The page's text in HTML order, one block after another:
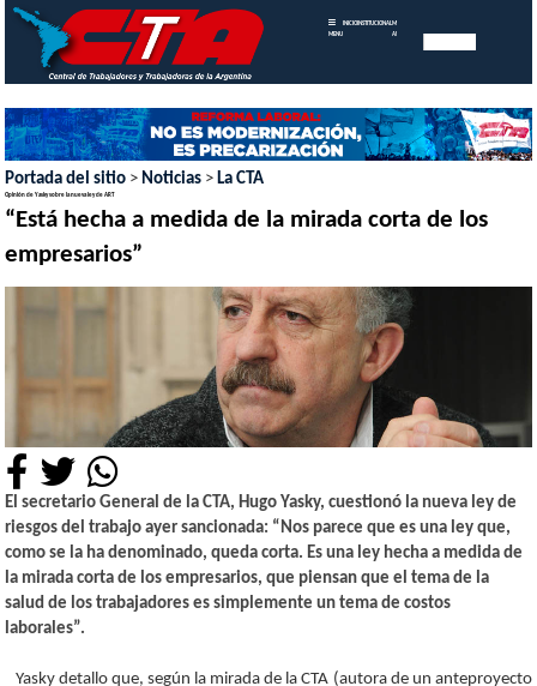
MENU
INICIOINSTITUCIONAL MEMORIAS
ANUALES
Portada del sitio > Noticias > La CTA
Opinión de Yasky sobre la nueva ley de ART
“Está hecha a medida de la mirada corta de los
empresarios”
El secretario General de la CTA, Hugo Yasky, cuestionó la nueva ley de
riesgos del trabajo ayer sancionada: “Nos parece que es una ley que,
como se la ha denominado, queda corta. Es una ley hecha a medida de
la mirada corta de los empresarios, que piensan que el tema de la
salud de los trabajadores es simplemente un tema de costos
laborales”.
Yasky detallo que, según la mirada de la CTA (autora de un anteproyecto